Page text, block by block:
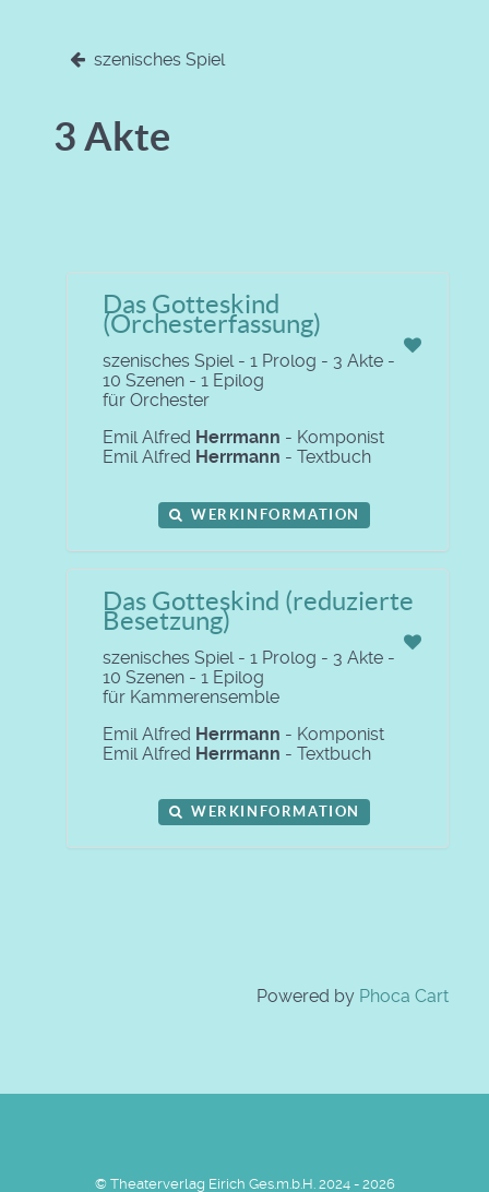
szenisches Spiel
3 Akte
Das Gotteskind
(Orchesterfassung)
szenisches Spiel - 1 Prolog - 3 Akte -
10 Szenen - 1 Epilog
für Orchester
Emil Alfred Herrmann - Komponist
Emil Alfred Herrmann - Textbuch
WERKINFORMATION
Das Gotteskind (reduzierte
Besetzung)
szenisches Spiel - 1 Prolog - 3 Akte -
10 Szenen - 1 Epilog
für Kammerensemble
Emil Alfred Herrmann - Komponist
Emil Alfred Herrmann - Textbuch
WERKINFORMATION
Powered by Phoca Cart
© Theaterverlag Eirich Ges.m.b.H. 2024 - 2026